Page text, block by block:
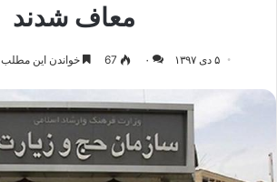
معاف شدند
۵ دی ۱۳۹۷ ۰ 67 خواندن این مطلب 1 دقیقه زمان میبرد